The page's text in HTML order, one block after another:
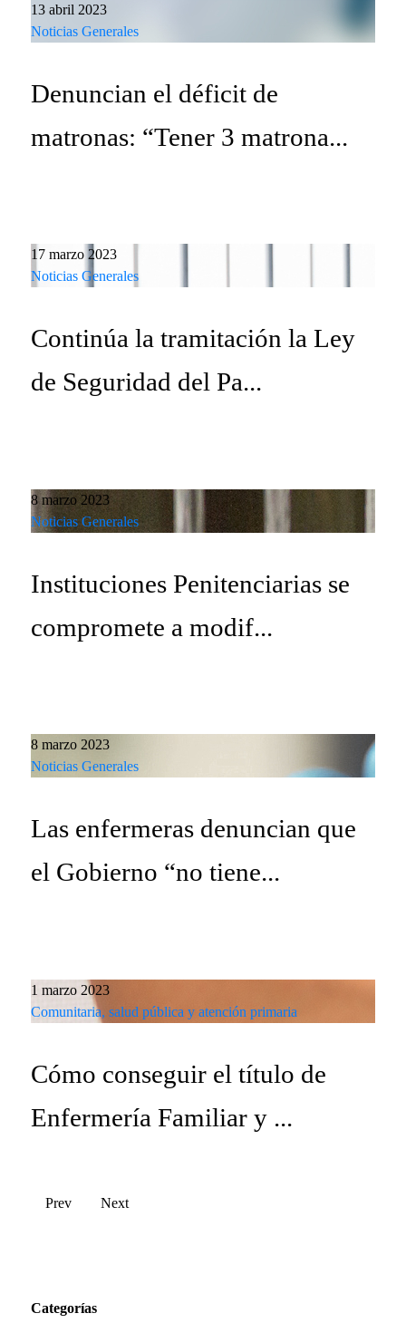
13 abril 2023
Noticias Generales
Denuncian el déficit de
matronas: “Tener 3 matrona...
17 marzo 2023
Noticias Generales
Continúa la tramitación la Ley
de Seguridad del Pa...
8 marzo 2023
Noticias Generales
Instituciones Penitenciarias se
compromete a modif...
8 marzo 2023
Noticias Generales
Las enfermeras denuncian que
el Gobierno “no tiene...
1 marzo 2023
Comunitaria, salud pública y atención primaria
Cómo conseguir el título de
Enfermería Familiar y ...
Prev Next
Categorías